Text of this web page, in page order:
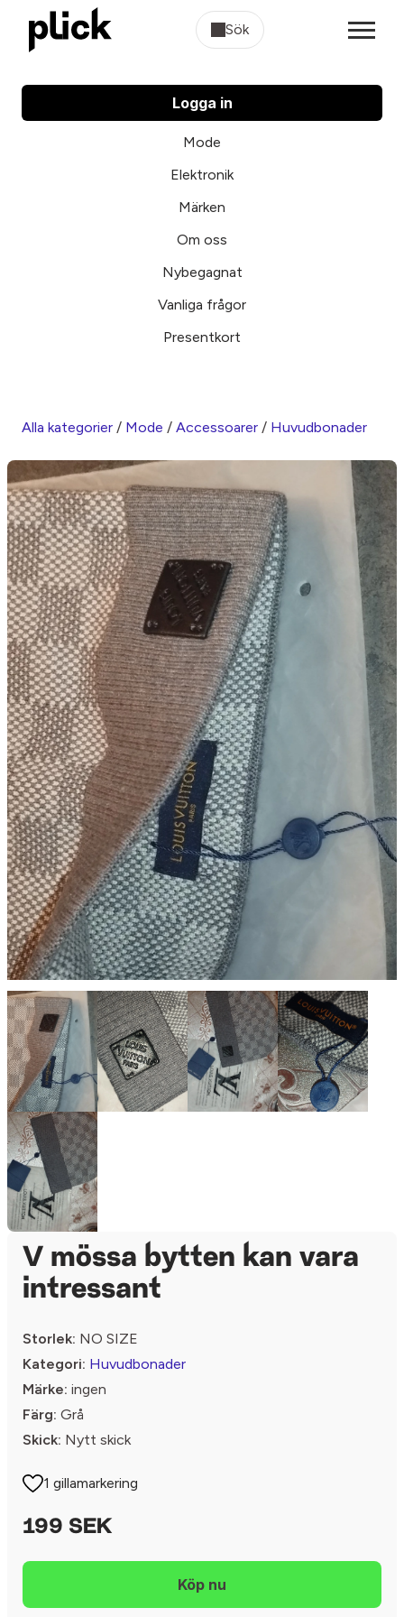
Sök
Logga in
Mode
Elektronik
Märken
Om oss
Nybegagnat
Vanliga frågor
Presentkort
Alla kategorier / Mode / Accessoarer / Huvudbonader
V mössa bytten kan vara
intressant
Storlek: NO SIZE
Kategori: Huvudbonader
Märke: ingen
Färg: Grå
Skick: Nytt skick
1 gillamarkering
199 SEK